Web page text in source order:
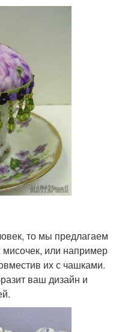
то мы предлагаем
или например
их с чашками.
ваш дизайн и